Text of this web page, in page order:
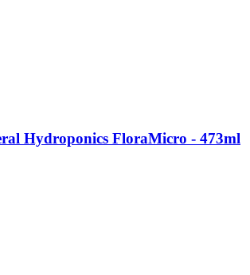
Hydroponics FloraMicro - 473ml